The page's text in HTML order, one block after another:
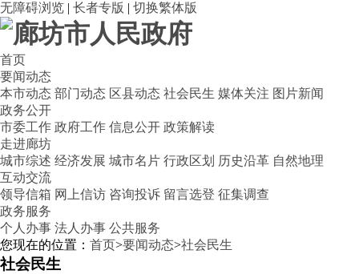
无障碍浏览 | 长者专版 | 切换繁体版
首页
要闻动态
本市动态 部门动态 区县动态 社会民生 媒体关注 图片新闻
政务公开
市委工作 政府工作 信息公开 政策解读
走进廊坊
城市综述 经济发展 城市名片 行政区划 历史沿革 自然地理
互动交流
领导信箱 网上信访 咨询投诉 留言选登 征集调查
政务服务
个人办事 法人办事 公共服务
您现在的位置： 首页>要闻动态>社会民生
社会民生